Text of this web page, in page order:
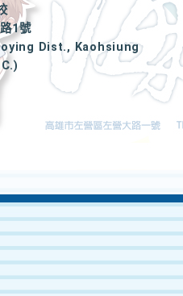
1號
Dist., Kaohsiung